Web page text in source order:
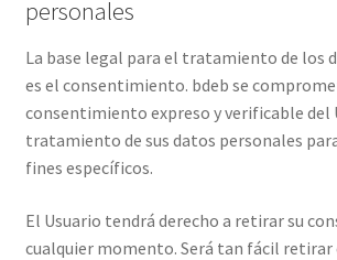
personales
La base legal para el tratamiento de los
es el consentimiento. bdeb se
consentimiento expreso y verificable del
tratamiento de sus datos personales
fines específicos.
El Usuario tendrá derecho a retirar su
cualquier momento. Será tan fácil retirar